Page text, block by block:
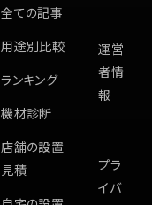
全ての記事
用途別比較
ランキング
機材診断
店舗の設置
見積
運営
者情
報
プラ
イバ